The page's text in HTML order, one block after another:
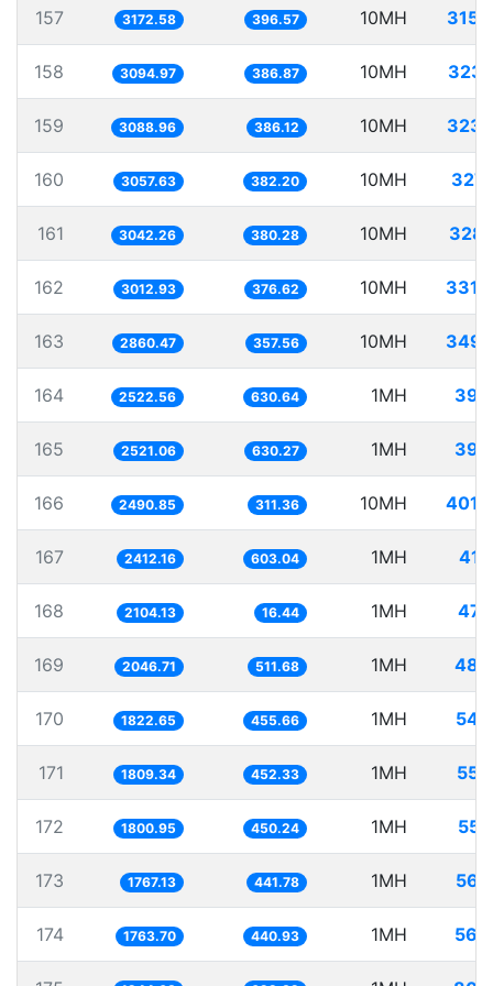
157 3172.58 396.57 10MH
158 3094.97 386.87 10MH
159 3088.96 386.12 10MH
160 3057.63 382.20 10MH
161 3042.26 380.28 10MH
162 3012.93 376.62 10MH
163 2860.47 357.56 10MH
164 2522.56 630.64 1MH
165 2521.06 630.27 1MH
166 2490.85 311.36 10MH
167 2412.16 603.04 1MH
168 2104.13 16.44 1MH
169 2046.71 511.68 1MH
170 1822.65 455.66 1MH
171 1809.34 452.33 1MH
172 1800.95 450.24 1MH
173 1767.13 441.78 1MH
174 1763.70 440.93 1MH